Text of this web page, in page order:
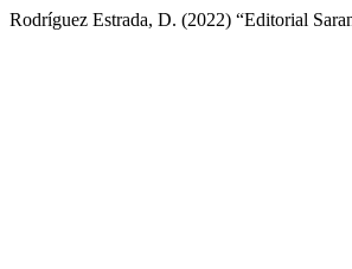
Rodríguez Estrada, D. (2022) “Editorial